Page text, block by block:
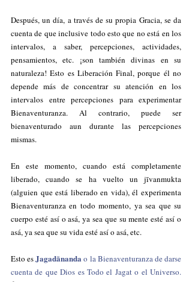
Después, un día, a través de su propia Gracia, se da
cuenta de que inclusive todo esto que no está en los
intervalos, a saber, percepciones, actividades,
pensamientos, etc. ¡son también divinas en su
naturaleza! Esto es Liberación Final, porque él no
depende más de concentrar su atención en los
intervalos entre percepciones para experimentar
Bienaventuranza. Al contrario, puede ser
bienaventurado aun durante las percepciones
mismas.
En este momento, cuando está completamente
liberado, cuando se ha vuelto un jīvanmukta
(alguien que está liberado en vida), él experimenta
Bienaventuranza en todo momento, ya sea que su
cuerpo esté así o asá, ya sea que su mente esté así o
asá, ya sea que su vida esté así o asá, etc.
Esto es Jagadānanda o la Bienaventuranza de darse